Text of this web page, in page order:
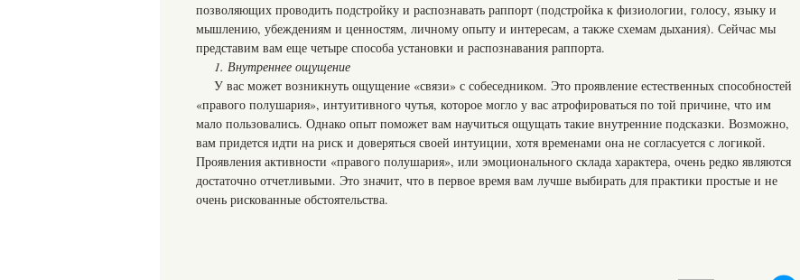
позволяющих проводить подстройку и распознавать раппорт (подстройка к физиологии, голосу, языку и
мышлению, убеждениям и ценностям, личному опыту и интересам, а также схемам дыхания). Сейчас мы
представим вам еще четыре способа установки и распознавания раппорта.
1. Внутреннее ощущение
У вас может возникнуть ощущение «связи» с собеседником. Это проявление естественных способностей
«правого полушария», интуитивного чутья, которое могло у вас атрофироваться по той причине, что им
мало пользовались. Однако опыт поможет вам научиться ощущать такие внутренние подсказки. Возможно,
вам придется идти на риск и доверяться своей интуиции, хотя временами она не согласуется с логикой.
Проявления активности «правого полушария», или эмоционального склада характера, очень редко являются
достаточно отчетливыми. Это значит, что в первое время вам лучше выбирать для практики простые и не
очень рискованные обстоятельства.